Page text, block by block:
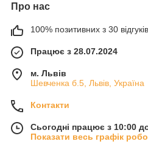
Про нас
100% позитивних з 30
Працює з 28.07.2024
м. Львів
Шевченка б.5, Львів, Україна
Контакти
Сьогодні працює з 10:00
Показати весь графік